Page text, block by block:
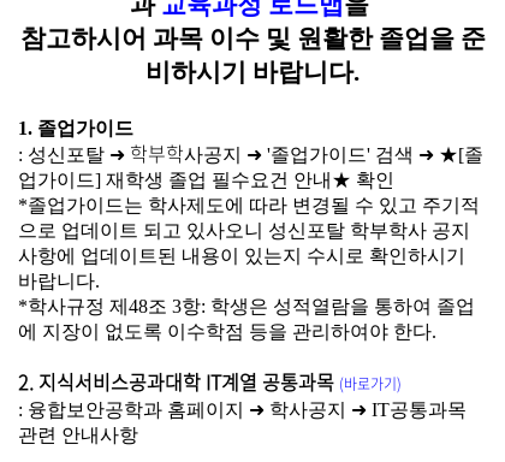
참고하시어 과목 이수 및 원활한 졸업을 준
비하시기 바랍니다.
1. 졸업가이드
: 성신포탈 ➜ 학부학사공지 ➜ '졸업가이드' 검색 ➜ ★[졸
업가이드] 재학생 졸업 필수요건 안내★ 확인
*졸업가이드는 학사제도에 따라 변경될 수 있고 주기적
으로 업데이트 되고 있사오니 성신포탈 학부학사 공지
사항에 업데이트된 내용이 있는지 수시로 확인하시기
바랍니다.
*학사규정 제48조 3항: 학생은 성적열람을 통하여 졸업
에 지장이 없도록 이수학점 등을 관리하여야 한다.
2. 지식서비스공과대학 IT계열 공통과목 (바로가기)
: 융합보안공학과 홈페이지 ➜ 학사공지 ➜ IT공통과목
관련 안내사항